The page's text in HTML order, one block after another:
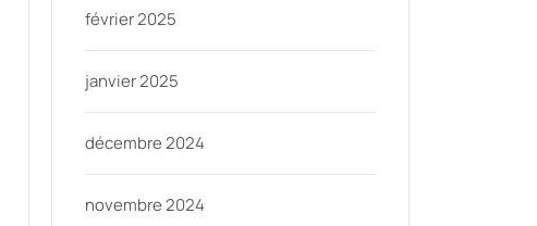
février 2025
janvier 2025
décembre 2024
novembre 2024